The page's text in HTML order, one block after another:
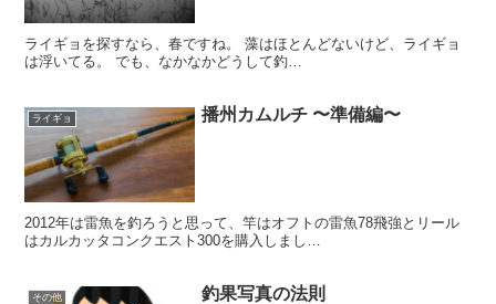
ライギョを探すなら、春ですね。 藻はほとんどないけど、ライギョ
は浮いてる。 でも、なかなかどうして釣…
ライギョ 播州カムルチ 〜準備編〜
2012年は雷魚を釣ろうと思って、竿はオフトの雷魚78飛強とリール
はカルカッタコンクエスト300を購入しまし…
その他 釣果写真の法則